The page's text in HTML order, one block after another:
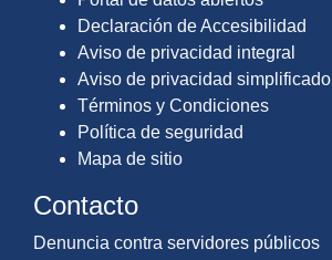
Declaración de Accesibilidad
Aviso de privacidad integral
Aviso de privacidad simplificado
Términos y Condiciones
Política de seguridad
Mapa de sitio
Contacto
Denuncia contra servidores públicos